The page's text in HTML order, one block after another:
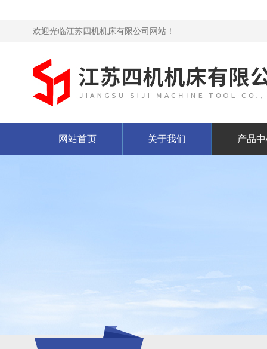
欢迎光临江苏四机机床有限公司网站！
网站首页 关于我们 产品